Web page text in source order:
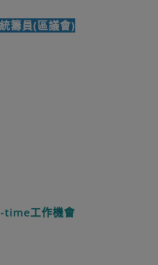
籌員(區議會)
time工作機會